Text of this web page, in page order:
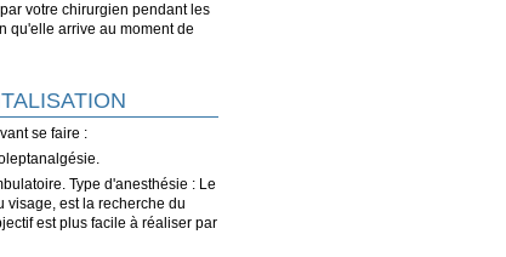
votre chirurgien pendant les
qu'elle arrive au moment de
se faire :
Type d'anesthésie : Le
est la recherche du
est plus facile à réaliser par